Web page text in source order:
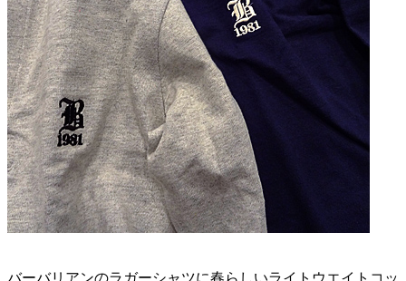
バーバリアンのラガーシャツに春らしいライトウエイトコッ